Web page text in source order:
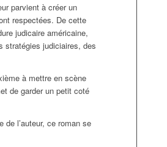
parvient à créer un
respectées. De cette
judicaire américaine,
stratégies judiciaires, des
à mettre en scène
de garder un petit coté
de l’auteur, ce roman se